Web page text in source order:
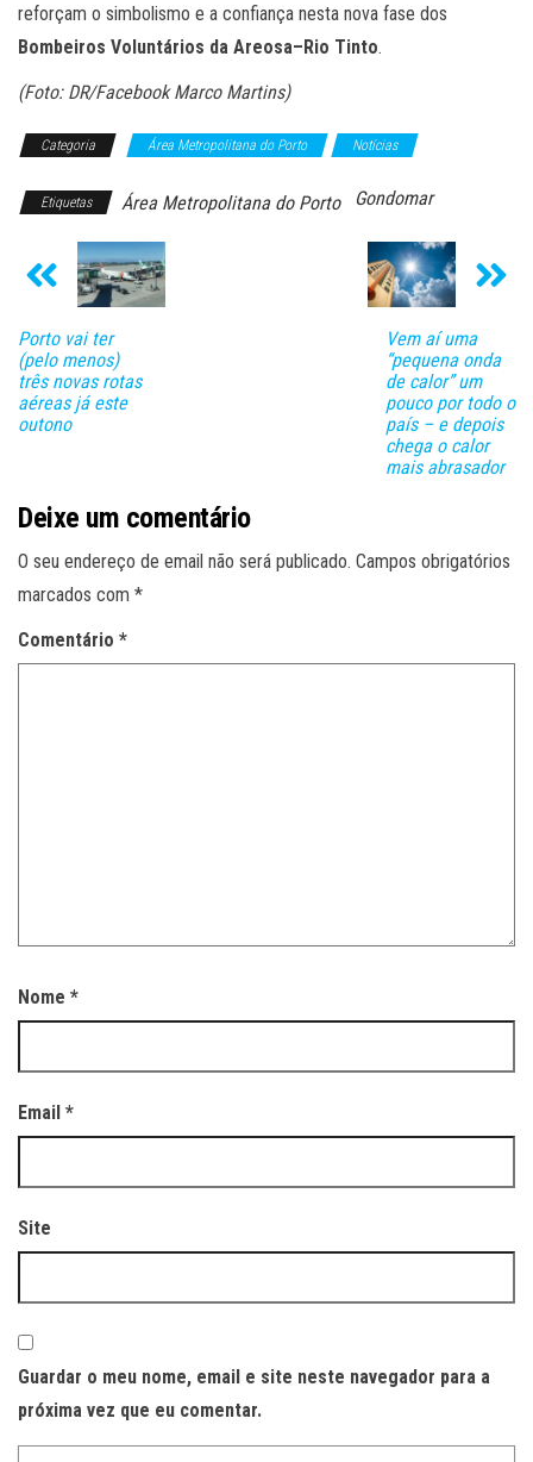
reforçam o simbolismo e a confiança nesta nova fase dos
Bombeiros Voluntários da Areosa–Rio Tinto.
(Foto: DR/Facebook Marco Martins)
Categoria Área Metropolitana do Porto Notícias
Etiquetas Área Metropolitana do Porto Gondomar
Porto vai ter
(pelo menos)
três novas rotas
aéreas já este
outono
Vem aí uma
“pequena onda
de calor” um
pouco por todo o
país – e depois
chega o calor
mais abrasador
Deixe um comentário
O seu endereço de email não será publicado. Campos obrigatórios
marcados com *
Comentário *
Nome *
Email *
Site
Guardar o meu nome, email e site neste navegador para a
próxima vez que eu comentar.